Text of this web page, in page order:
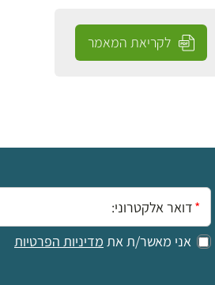
לקריאת המאמר
אימייל:
אני מאשר/ת את מדיניות הפרטיות